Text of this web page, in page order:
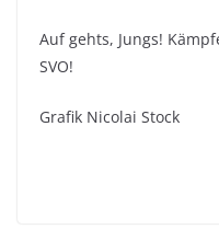
Auf gehts, Jungs!
SVO!
Grafik Nicolai Stock